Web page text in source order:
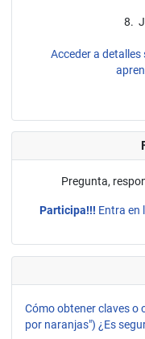
8.
Acceder a
Pregunta,
Participa!!! Entra en
Cómo obtener claves o
por naranjas") ¿Es